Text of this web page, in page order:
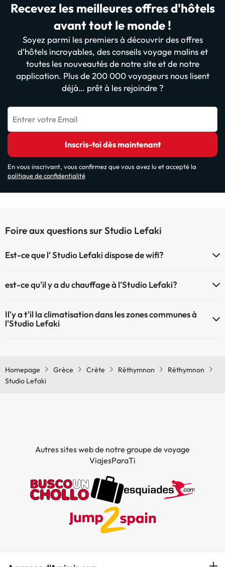
Recevez les meilleures offres d'hôtels
avant tout le monde !
Soyez parmi les premiers à découvrir des offres
d’hôtels incroyables, des conseils voyage malins et
toutes les nouveautés de notre site et de notre
application. Plus de 200 000 voyageurs nous lisent
déjà… prêt à les rejoindre ?
Entrer votre Email
Inscris-toi dès maintenant
En vous inscrivant, vous confirmez que vous avez lu et accepté la
politique de confidentialité
Foire aux questions sur Studio Lefaki
Est-ce que l' Studio Lefaki dispose de wifi?
est-ce qu'il y a du chauffage à l'Studio Lefaki?
Il'y a t'il la climatisation dans les zones communes à
l'Studio Lefaki
Homepage Grèce Crète Réthymnon
Réthymnon
Studio Lefaki
Autres sites web de notre groupe de voyage
ViajesParaTi